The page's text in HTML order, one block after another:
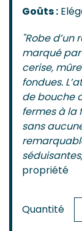
Goûts :
"Robe d’un
marqué par
cerise,
fondues.
de bouche
fermes à la
sans
propriété
Quantité